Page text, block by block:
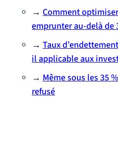
→ Comment
emprunter au-delà de
→ Taux
il applicable aux
→ Même sous les 35
refusé